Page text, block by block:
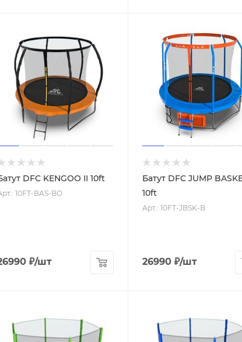
DFC KENGOO II 10ft
10FT-BAS-BO
₽/шт
Батут DFC JUMP
10ft
Арт.: 10FT-JBSK-B
26990₽/шт